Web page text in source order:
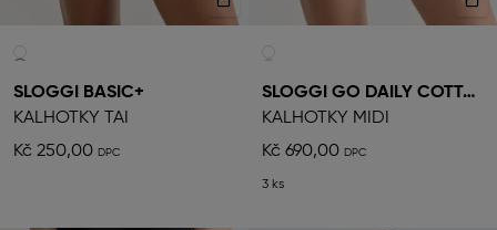
SLOGGI BASIC+
KALHOTKY TAI
Kč 250,00
SLOGGI GO DAILY COTTON
KALHOTKY MIDI
Kč 690,00
3 ks